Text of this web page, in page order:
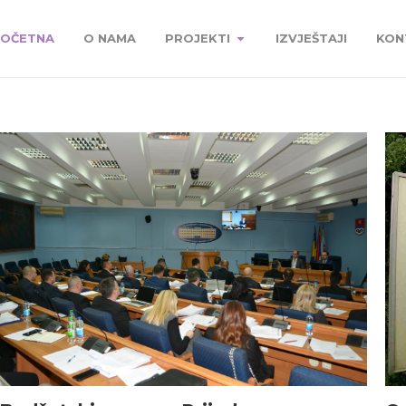
O NAMA PROJEKTI IZVJEŠTAJI